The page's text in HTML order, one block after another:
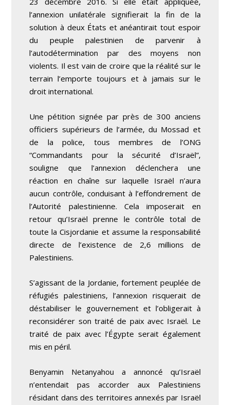
l’annexion unilatérale signifierait la fin de la
solution à deux États et anéantirait tout espoir
du peuple palestinien de parvenir à
l’autodétermination par des moyens non
violents. Il est vain de croire que la réalité sur le
terrain l’emporte toujours et à jamais sur le
droit international.
Une pétition signée par près de 300 anciens
officiers supérieurs de l’armée, du Mossad et
de la police, tous membres de l’ONG
“Commandants pour la sécurité d’Israël”,
souligne que l’annexion déclenchera une
réaction en chaîne sur laquelle Israël n’aura
aucun contrôle, conduisant à l’effondrement de
l’Autorité palestinienne. Cela imposerait en
retour qu’Israël prenne le contrôle total de
toute la Cisjordanie et assume la responsabilité
directe de l’existence de 2,6 millions de
Palestiniens.
S’agissant de la Jordanie, fortement peuplée de
réfugiés palestiniens, l’annexion risquerait de
déstabiliser le gouvernement et l’obligerait à
reconsidérer son traité de paix avec Israël. Le
traité de paix avec l’Égypte serait également
mis en péril.
Benyamin Netanyahou a annoncé qu’Israël
n’entendait pas accorder aux Palestiniens
résidant dans des territoires annexés par Israël